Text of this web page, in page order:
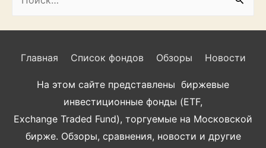
й
Главная Список фондов Обзоры Новости
На этом сайте представлены биржевые
инвестиционные фонды (ETF,
Exchange Traded Fund), торгуемые на Московской
бирже. Обзоры, сравнения, новости и другие